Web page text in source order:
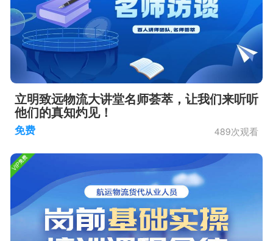
立明致远物流大讲堂名师荟萃，让我们来听听
他们的真知灼见！
免费 489次观看